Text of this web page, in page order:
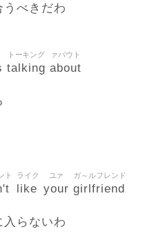
べきだわ
talking
トーキング
about
ァバウト
ト
like
ライク
your
ユァ
girlfriend
ガ～ルフレンド
らないわ